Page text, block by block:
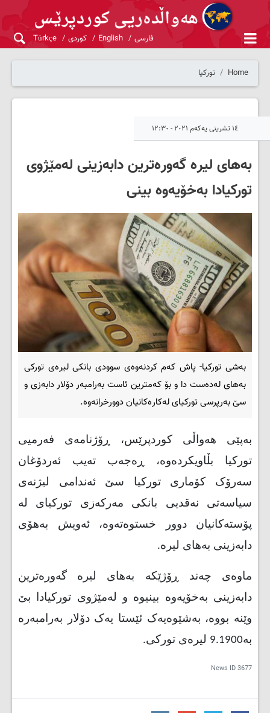
فارسی English کوردی Türkçe
Home تورکیا
١٤ تشرینی یەکەم ٢٠٢١ - ١٢:٣٠
بەهای لیرە گەورەترین دابەزینی لەمێژوی
تورکیادا بەخۆیەوە بینی
بەشی تورکیا- پاش کەم کردنەوەی سوودی بانکی لیرەی تورکی
بەهای لەدەست دا و بۆ کەمترین ئاست بەرامبەر دۆلار دابەزی و
سێ بەرپرسی تورکیای لەکارەکانیان دوورخرانەوە.
بەپێی هەواڵی کوردپرێس، ڕۆژنامەی فەرمیی
تورکیا بڵاویکردەوە، ڕەجەب تەیب ئەردۆغان
سەرۆک کۆماری تورکیا سێ ئەندامی لیژنەی
سیاسەتی نەقدیی بانکی مەرکەزی تورکیای لە
پۆستەکانیان دوور خستوەتەوە، ئەویش بەهۆی
دابەزینی بەهای لیرە.
ماوەی چەند ڕۆژێکە بەهای لیرە گەورەترین
دابەزینی بەخۆیەوە بینیوە و لەمێژوی تورکیادا بێ
وێنە بووە، بەشێوەیەک ئێستا یەک دۆلار بەرامبەرە
بە9.1900 لیرەی تورکی
.
News ID3677